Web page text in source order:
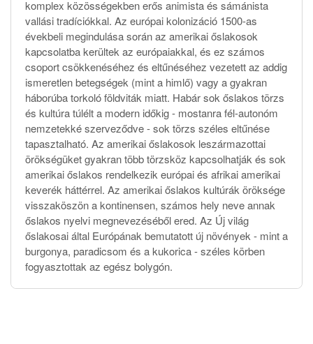
komplex közösségekben erős animista és sámánista
vallási tradíciókkal. Az európai kolonizáció 1500-as
évekbeli megindulása során az amerikai őslakosok
kapcsolatba kerültek az európaiakkal, és ez számos
csoport csökkenéséhez és eltűnéséhez vezetett az addig
ismeretlen betegségek (mint a himlő) vagy a gyakran
háborúba torkoló földviták miatt. Habár sok őslakos törzs
és kultúra túlélt a modern időkig - mostanra fél-autonóm
nemzetekké szerveződve - sok törzs széles eltűnése
tapasztalható. Az amerikai őslakosok leszármazottai
örökségüket gyakran több törzsköz kapcsolhatják és sok
amerikai őslakos rendelkezik európai és afrikai amerikai
keverék háttérrel. Az amerikai őslakos kultúrák öröksége
visszaköszön a kontinensen, számos hely neve annak
őslakos nyelvi megnevezéséből ered. Az Új világ
őslakosai által Európának bemutatott új növények - mint a
burgonya, paradicsom és a kukorica - széles körben
fogyasztottak az egész bolygón.